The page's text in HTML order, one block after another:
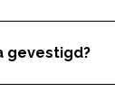
gevestigd?